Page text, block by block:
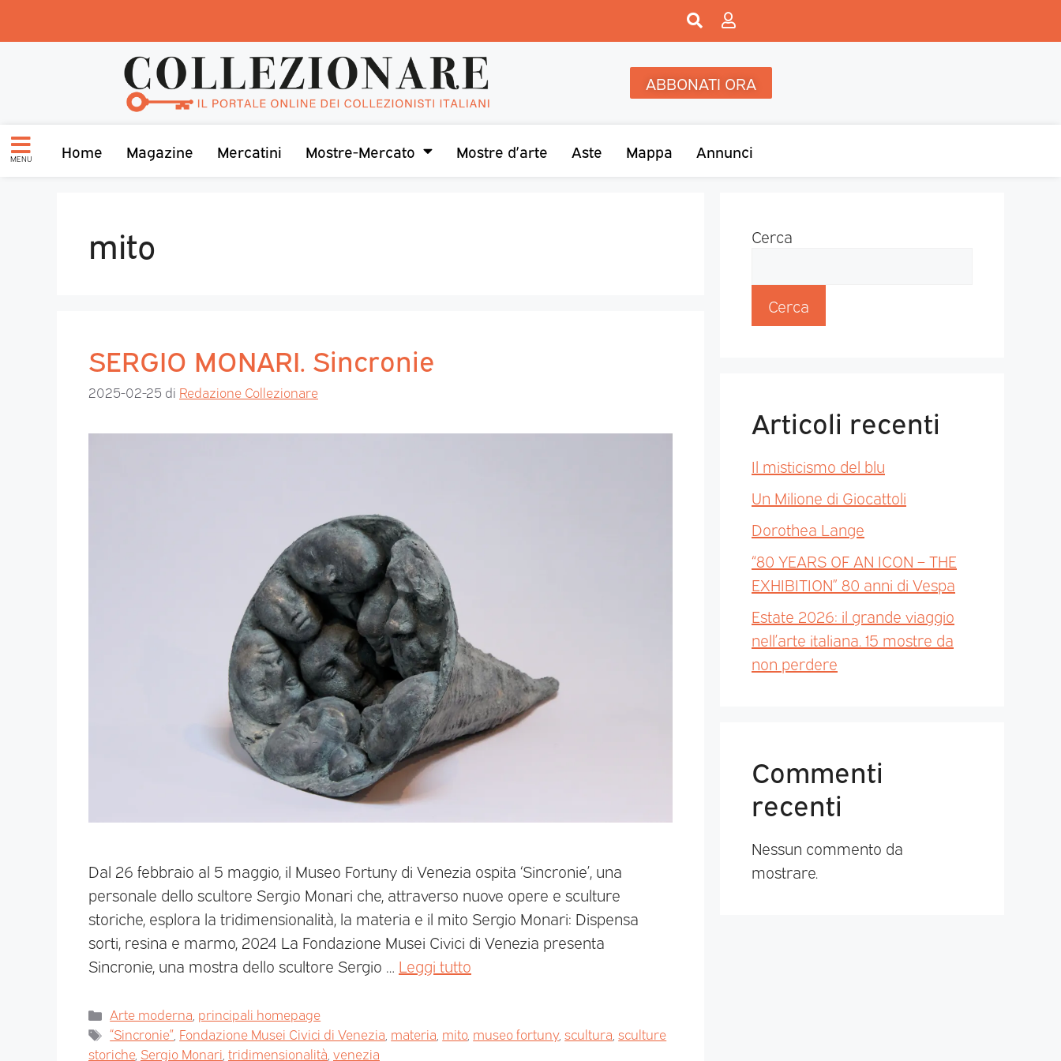
ABBONATI ORA
MENU Home Magazine Mercatini Mostre-Mercato Mostre d’arte Aste Mappa Annunci
mito
SERGIO MONARI. Sincronie
2025-02-25 di Redazione Collezionare
Dal 26 febbraio al 5 maggio, il Museo Fortuny di Venezia ospita ‘Sincronie’, una
personale dello scultore Sergio Monari che, attraverso nuove opere e sculture
storiche, esplora la tridimensionalità, la materia e il mito Sergio Monari: Dispensa
sorti, resina e marmo, 2024 La Fondazione Musei Civici di Venezia presenta
Sincronie, una mostra dello scultore Sergio … Leggi tutto
Arte moderna principali homepage
“Sincronie” Fondazione Musei Civici di Venezia materia mito, museo fortuny,scultura ,sculture
storiche, Sergio Monari tridimensionalità venezia
Cerca
Cerca
Articoli recenti
Il misticismo del blu
Un Milione di Giocattoli
Dorothea Lange
“80 YEARS OF AN ICON – THE
EXHIBITION” 80 anni di Vespa
Estate 2026: il grande viaggio
nell’arte italiana. 15 mostre da
non perdere
Commenti
recenti
Nessun commento da
mostrare.